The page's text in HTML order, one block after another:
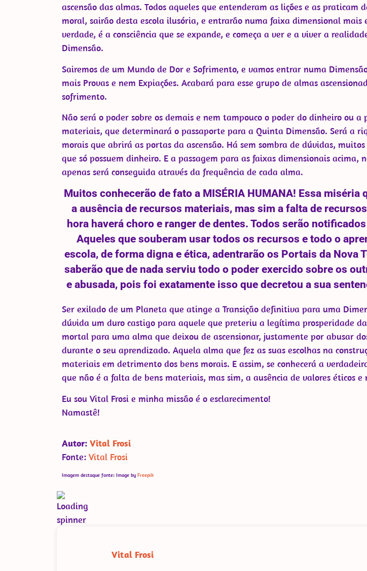
ascensão das almas. Todos aqueles que entenderam as lições e as praticam
moral, sairão desta escola ilusória, e entrarão numa faixa dimensional mais
verdade, é a consciência que se expande, e começa a ver e a viver a
Dimensão.
Sairemos de um Mundo de Dor e Sofrimento, e vamos entrar numa
mais Provas e nem Expiações. Acabará para esse grupo de almas
sofrimento.
Não será o poder sobre os demais e nem tampouco o poder do dinheiro ou a
materiais, que determinará o passaporte para a Quinta Dimensão. Será a
morais que abrirá as portas da ascensão. Há sem sombra de dúvidas,
que só possuem dinheiro. E a passagem para as faixas dimensionais acima,
apenas será conseguida através da frequência de cada alma.
Muitos conhecerão de fato a MISÉRIA HUMANA! Essa miséria
a ausência de recursos materiais, mas sim a falta de
hora haverá choro e ranger de dentes. Todos serão
Aqueles que souberam usar todos os recursos e todo o
escola, de forma digna e ética, adentrarão os Portais da Nova
saberão que de nada serviu todo o poder exercido sobre os
e abusada, pois foi exatamente isso que decretou a sua
Ser exilado de um Planeta que atinge a Transição definitiva para uma
dúvida um duro castigo para aquele que preteriu a legítima prosperidade
mortal para uma alma que deixou de ascensionar, justamente por abusar
durante o seu aprendizado. Aquela alma que fez as suas escolhas na
materiais em detrimento dos bens morais. E assim, se conhecerá a
que não é a falta de bens materiais, mas sim, a ausência de valores éticos e
Eu sou Vital Frosi e minha missão é o esclarecimento!
Namastê!
Autor: Vital Frosi
Fonte: Vital Frosi
Imagem destaque fonte: Image by Freepik
Vital Frosi